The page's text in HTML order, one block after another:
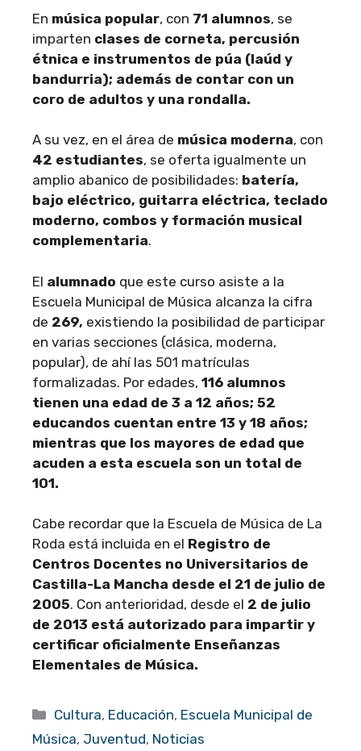
En música popular, con 71 alumnos, se
imparten clases de corneta, percusión
étnica e instrumentos de púa (laúd y
bandurria); además de contar con un
coro de adultos y una rondalla.
A su vez, en el área de música moderna, con
42 estudiantes, se oferta igualmente un
amplio abanico de posibilidades: batería,
bajo eléctrico, guitarra eléctrica, teclado
moderno, combos y formación musical
complementaria.
El alumnado que este curso asiste a la
Escuela Municipal de Música alcanza la cifra
de 269, existiendo la posibilidad de participar
en varias secciones (clásica, moderna,
popular), de ahí las 501 matrículas
formalizadas. Por edades, 116 alumnos
tienen una edad de 3 a 12 años; 52
educandos cuentan entre 13 y 18 años;
mientras que los mayores de edad que
acuden a esta escuela son un total de
101.
Cabe recordar que la Escuela de Música de La
Roda está incluida en el Registro de
Centros Docentes no Universitarios de
Castilla-La Mancha desde el 21 de julio de
2005. Con anterioridad, desde el 2 de julio
de 2013 está autorizado para impartir y
certificar oficialmente Enseñanzas
Elementales de Música.
Categorías
Cultura, Educación, Escuela Municipal de
Música, Juventud, Noticias